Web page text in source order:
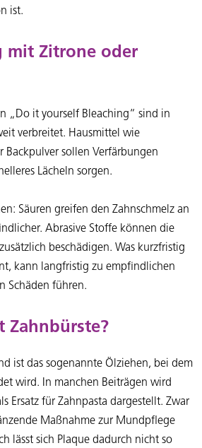
ist.
mit Zitrone oder
„Do it yourself Bleaching“ sind in
verbreitet. Hausmittel wie
Backpulver sollen Verfärbungen
Lächeln sorgen.
Säuren greifen den Zahnschmelz an
Abrasive Stoffe können die
beschädigen. Was kurzfristig
kann langfristig zu empfindlichen
Schäden führen.
Zahnbürste?
ist das sogenannte Ölziehen, bei dem
wird. In manchen Beiträgen wird
Ersatz für Zahnpasta dargestellt. Zwar
Maßnahme zur Mundpflege
lässt sich Plaque dadurch nicht so